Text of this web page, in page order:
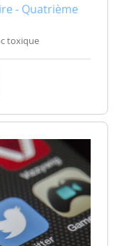
- Quatrième
toxique